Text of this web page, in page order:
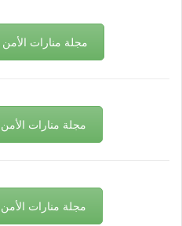
مجلة منارات الأمن
مجلة منارات الأمن
مجلة منارات الأمن